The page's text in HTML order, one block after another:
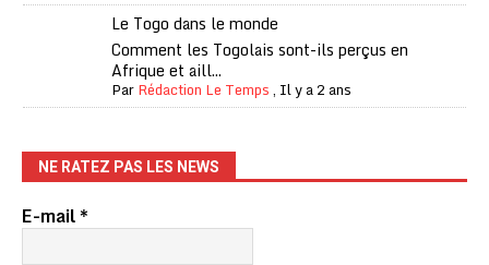
Le Togo dans le monde
Comment les Togolais sont-ils perçus en
Afrique et aill...
ParRédaction Le Temps, Il y a 2 ans
NE RATEZ PAS LES NEWS
E-mail*